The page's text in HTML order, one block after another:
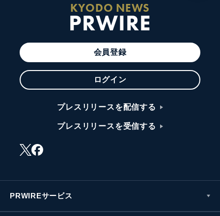
KYODO NEWS
PRWIRE
会員登録
ログイン
プレスリリースを配信する
プレスリリースを受信する
PRWIREサービス